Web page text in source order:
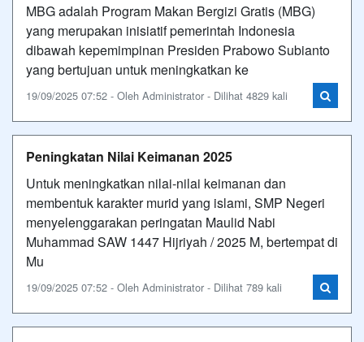
MBG adalah Program Makan Bergizi Gratis (MBG)
yang merupakan inisiatif pemerintah Indonesia
dibawah kepemimpinan Presiden Prabowo Subianto
yang bertujuan untuk meningkatkan ke
19/09/2025 07:52 - Oleh Administrator - Dilihat 4829 kali
Peningkatan Nilai Keimanan 2025
Untuk meningkatkan nilai-nilai keimanan dan
membentuk karakter murid yang islami, SMP Negeri
menyelenggarakan peringatan Maulid Nabi
Muhammad SAW 1447 Hijriyah / 2025 M, bertempat di
Mu
19/09/2025 07:52 - Oleh Administrator - Dilihat 789 kali